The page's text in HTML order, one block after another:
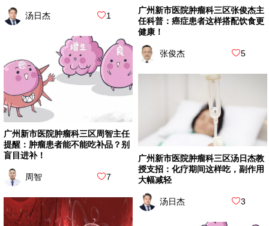
汤日杰 1
广州新市医院肿瘤科三区周智主任
提醒：肿瘤患者能不能吃补品？别
盲目进补！
周智 7
广州新市医院肿瘤科三区张俊杰主
任科普：癌症患者这样搭配饮食更
健康！
张俊杰 5
广州新市医院肿瘤科三区汤日杰教
授支招：化疗期间这样吃，副作用
大幅减轻
汤日杰 3